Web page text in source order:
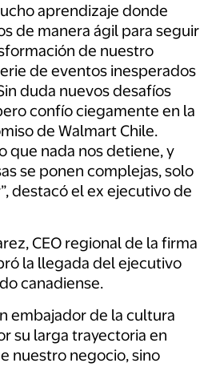
aprendizaje donde
de manera ágil para seguir
de nuestro
de eventos inesperados
duda nuevos desafíos
confío ciegamente en la
de Walmart Chile.
que nada nos detiene, y
se ponen complejas, solo
destacó el ex ejecutivo de
CEO regional de la firma
la llegada del ejecutivo
canadiense.
embajador de la cultura
su larga trayectoria en
nuestro negocio, sino